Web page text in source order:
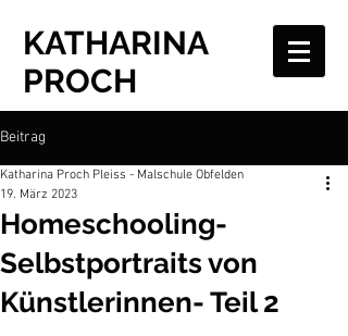
KATHARINA
PROCH
Beitrag
Homeschooling-
Selbstportraits von
Künstlerinnen- Teil 2
Katharina Proch Pleiss - Malschule Obfelden
19. März 2023